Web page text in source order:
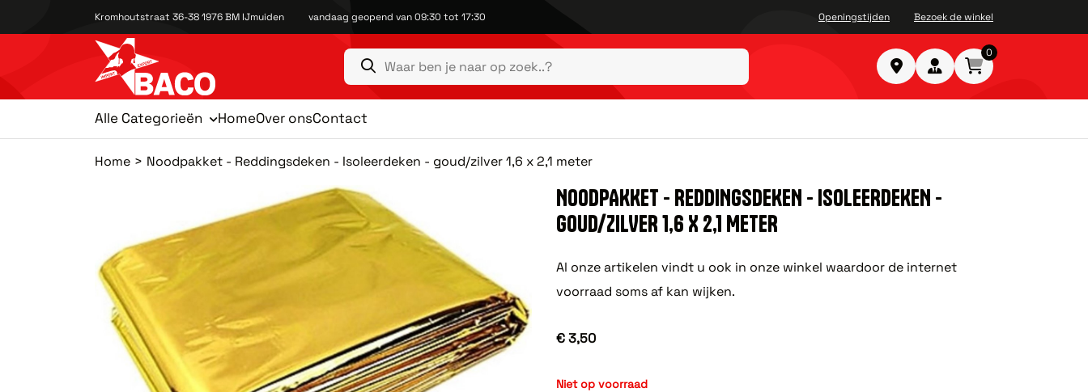
Kromhoutstraat 36-38 1976 BM IJmuiden vandaag geopend van 09:30 tot 17:30 Openingstijden Bezoek de winkel
0
Alle Categorieën HomeOver onsContact
Home Noodpakket - Reddingsdeken - Isoleerdeken - goud/zilver 1,6 x 2,1 meter
NOODPAKKET - REDDINGSDEKEN - ISOLEERDEKEN -
GOUD/ZILVER 1,6 X 2,1 METER
Al onze artikelen vindt u ook in onze winkel waardoor de internet
voorraad soms af kan wijken.
€ 3,50
Niet op voorraad